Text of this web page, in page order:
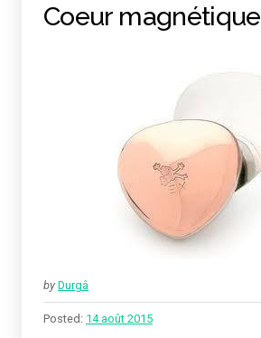
Coeur magnétique
by Durgâ
Posted: 14 août 2015